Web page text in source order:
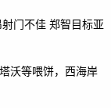
门不佳 郑智目标亚
沃等喂饼，西海岸